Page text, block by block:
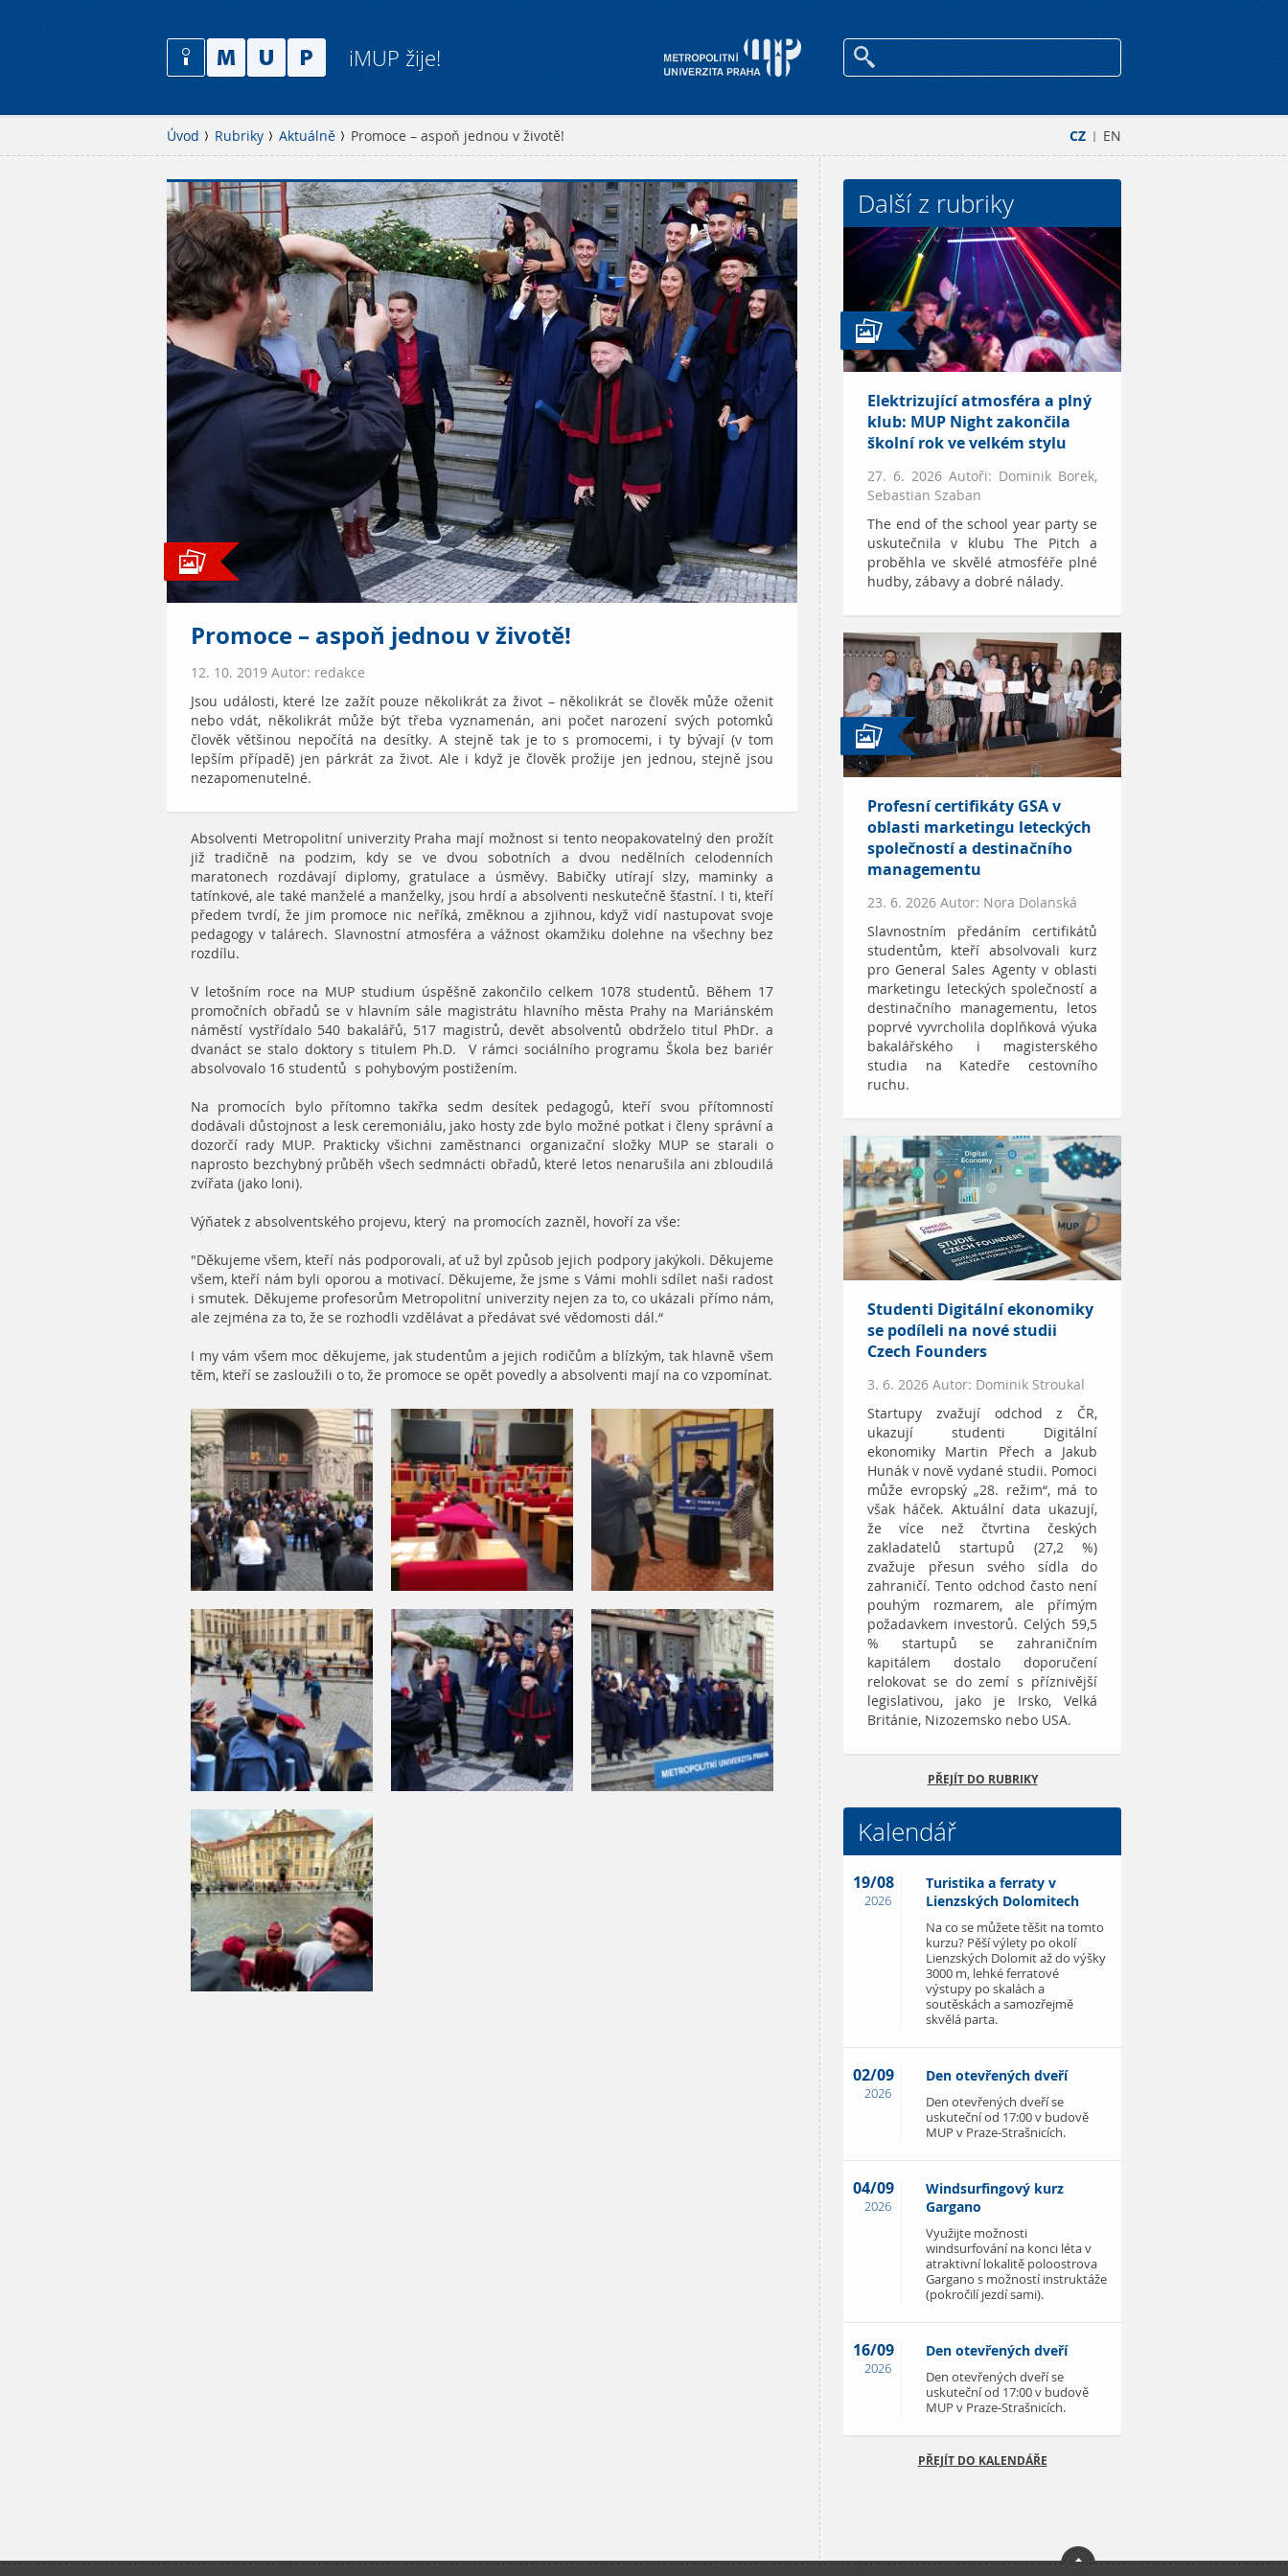
iMUP žije!
CZ | EN
Úvod Rubriky Aktuálně Promoce – aspoň jednou v životě!
Promoce – aspoň jednou v životě!
12. 10. 2019 Autor: redakce
Jsou události, které lze zažít pouze několikrát za život – několikrát se člověk může oženit
nebo vdát, několikrát může být třeba vyznamenán, ani počet narození svých potomků
člověk většinou nepočítá na desítky. A stejně tak je to s promocemi, i ty bývají (v tom
lepším případě) jen párkrát za život. Ale i když je člověk prožije jen jednou, stejně jsou
nezapomenutelné.
Absolventi Metropolitní univerzity Praha mají možnost si tento neopakovatelný den prožít
již tradičně na podzim, kdy se ve dvou sobotních a dvou nedělních celodenních
maratonech rozdávají diplomy, gratulace a úsměvy. Babičky utírají slzy, maminky a
tatínkové, ale také manželé a manželky, jsou hrdí a absolventi neskutečně šťastní. I ti, kteří
předem tvrdí, že jim promoce nic neříká, změknou a zjihnou, když vidí nastupovat svoje
pedagogy v talárech. Slavnostní atmosféra a vážnost okamžiku dolehne na všechny bez
rozdílu.
V letošním roce na MUP studium úspěšně zakončilo celkem 1078 studentů. Během 17
promočních obřadů se v hlavním sále magistrátu hlavního města Prahy na Mariánském
náměstí vystřídalo 540 bakalářů, 517 magistrů, devět absolventů obdrželo titul PhDr. a
dvanáct se stalo doktory s titulem Ph.D. V rámci sociálního programu Škola bez bariér
absolvovalo 16 studentů s pohybovým postižením.
Na promocích bylo přítomno takřka sedm desítek pedagogů, kteří svou přítomností
dodávali důstojnost a lesk ceremoniálu, jako hosty zde bylo možné potkat i členy správní a
dozorčí rady MUP. Prakticky všichni zaměstnanci organizační složky MUP se starali o
naprosto bezchybný průběh všech sedmnácti obřadů, které letos nenarušila ani zbloudilá
zvířata (jako loni).
Výňatek z absolventského projevu, který na promocích zazněl, hovoří za vše:
"Děkujeme všem, kteří nás podporovali, ať už byl způsob jejich podpory jakýkoli. Děkujeme
všem, kteří nám byli oporou a motivací. Děkujeme, že jsme s Vámi mohli sdílet naši radost
i smutek. Děkujeme profesorům Metropolitní univerzity nejen za to, co ukázali přímo nám,
ale zejména za to, že se rozhodli vzdělávat a předávat své vědomosti dál.“
I my vám všem moc děkujeme, jak studentům a jejich rodičům a blízkým, tak hlavně všem
těm, kteří se zasloužili o to, že promoce se opět povedly a absolventi mají na co vzpomínat.
Další z rubriky
Elektrizující atmosféra a plný
klub: MUP Night zakončila
školní rok ve velkém stylu
27. 6. 2026 Autoři: Dominik Borek,
Sebastian Szaban
The end of the school year party se
uskutečnila v klubu The Pitch a
proběhla ve skvělé atmosféře plné
hudby, zábavy a dobré nálady.
Profesní certifikáty GSA v
oblasti marketingu leteckých
společností a destinačního
managementu
23. 6. 2026 Autor: Nora Dolanská
Slavnostním předáním certifikátů
studentům, kteří absolvovali kurz
pro General Sales Agenty v oblasti
marketingu leteckých společností a
destinačního managementu, letos
poprvé vyvrcholila doplňková výuka
bakalářského i magisterského
studia na Katedře cestovního
ruchu.
Studenti Digitální ekonomiky
se podíleli na nové studii
Czech Founders
3. 6. 2026 Autor: Dominik Stroukal
Startupy zvažují odchod z ČR,
ukazují studenti Digitální
ekonomiky Martin Přech a Jakub
Hunák v nově vydané studii. Pomoci
může evropský „28. režim“, má to
však háček. Aktuální data ukazují,
že více než čtvrtina českých
zakladatelů startupů (27,2 %)
zvažuje přesun svého sídla do
zahraničí. Tento odchod často není
pouhým rozmarem, ale přímým
požadavkem investorů. Celých 59,5
% startupů se zahraničním
kapitálem dostalo doporučení
relokovat se do zemí s příznivější
legislativou, jako je Irsko, Velká
Británie, Nizozemsko nebo USA.
PŘEJÍT DO RUBRIKY
Kalendář
19/08
2026
Turistika a ferraty v
Lienzských Dolomitech
Na co se můžete těšit na tomto
kurzu? Pěší výlety po okolí
Lienzských Dolomit až do výšky
3000 m, lehké ferratové
výstupy po skalách a
soutěskách a samozřejmě
skvělá parta.
02/09
2026
Den otevřených dveří
Den otevřených dveří se
uskuteční od 17:00 v budově
MUP v Praze-Strašnicích.
04/09
2026
Windsurfingový kurz
Gargano
Využijte možnosti
windsurfování na konci léta v
atraktivní lokalitě poloostrova
Gargano s možností instruktáže
(pokročilí jezdí sami).
16/09
2026
Den otevřených dveří
Den otevřených dveří se
uskuteční od 17:00 v budově
MUP v Praze-Strašnicích.
PŘEJÍT DO KALENDÁŘE